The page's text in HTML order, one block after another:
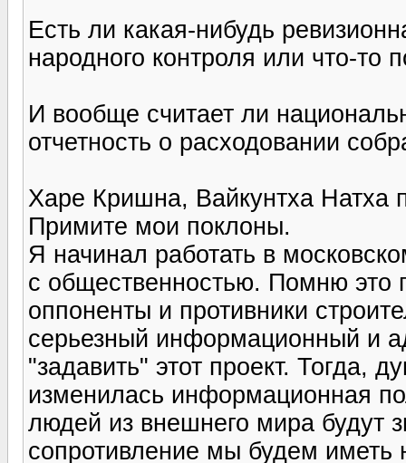
Есть ли какая-нибудь
народного контроля или что-то
И вообще считает ли
отчетность о расходовании
Харе Кришна, Вайкунтха Натха
Примите мои поклоны.
Я начинал работать в
с общественностью. Помню это
оппоненты и противники
серьезный информационный и
"задавить" этот проект. Тогда,
изменилась информационная
людей из внешнего мира будут
сопротивление мы будем иметь